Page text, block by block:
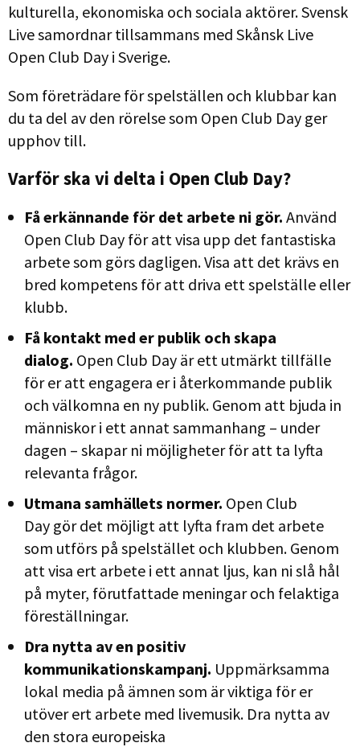
kulturella, ekonomiska och sociala aktörer. Svensk
Live samordnar tillsammans med Skånsk Live
Open Club Day i Sverige.
Som företrädare för spelställen och klubbar kan
du ta del av den rörelse som Open Club Day ger
upphov till.
Varför ska vi delta i Open Club Day?
Få erkännande för det arbete ni gör. Använd
Open Club Day för att visa upp det fantastiska
arbete som görs dagligen. Visa att det krävs en
bred kompetens för att driva ett spelställe eller
klubb.
Få kontakt med er publik och skapa
dialog. Open Club Day är ett utmärkt tillfälle
för er att engagera er i återkommande publik
och välkomna en ny publik. Genom att bjuda in
människor i ett annat sammanhang – under
dagen – skapar ni möjligheter för att ta lyfta
relevanta frågor.
Utmana samhällets normer. Open Club
Day gör det möjligt att lyfta fram det arbete
som utförs på spelstället och klubben. Genom
att visa ert arbete i ett annat ljus, kan ni slå hål
på myter, förutfattade meningar och felaktiga
föreställningar.
Dra nytta av en positiv
kommunikationskampanj. Uppmärksamma
lokal media på ämnen som är viktiga för er
utöver ert arbete med livemusik. Dra nytta av
den stora europeiska